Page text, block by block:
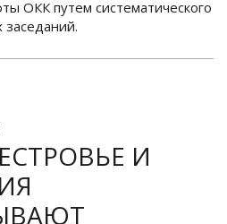
ОКК путем систематического
заседаний.
И